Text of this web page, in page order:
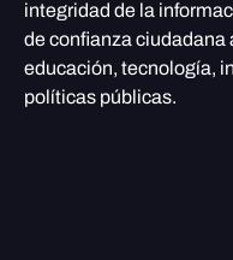
integridad de la
de confianza ciudadana
educación, tecnología,
políticas públicas.